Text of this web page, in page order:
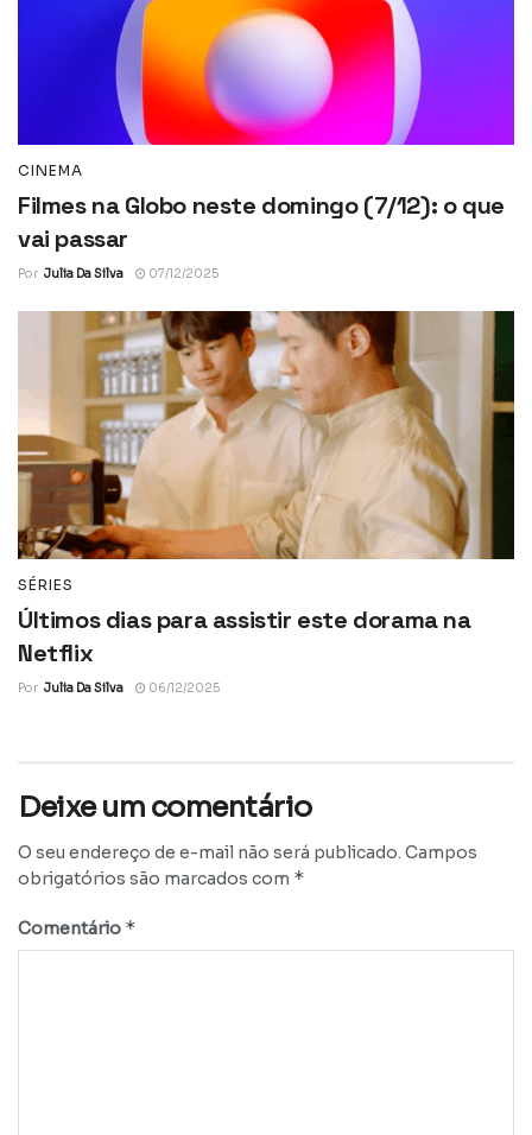
CINEMA
Filmes na Globo neste domingo (7/12): o que
vai passar
Por Julia Da Silva 07/12/2025
SÉRIES
Últimos dias para assistir este dorama na
Netflix
Por Julia Da Silva 06/12/2025
Deixe um comentário
O seu endereço de e-mail não será publicado. Campos
obrigatórios são marcados com *
Comentário *